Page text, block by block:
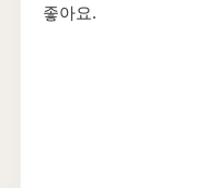
좋아요.